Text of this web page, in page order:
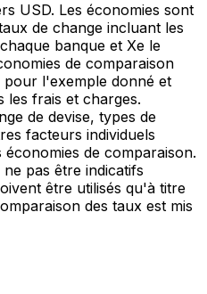
USD. Les économies sont
de change incluant les
banque et Xe le
de comparaison
l'exemple donné et
les frais et charges.
de devise, types de
facteurs individuels
de comparaison.
pas être indicatifs
être utilisés qu'à titre
des taux est mis